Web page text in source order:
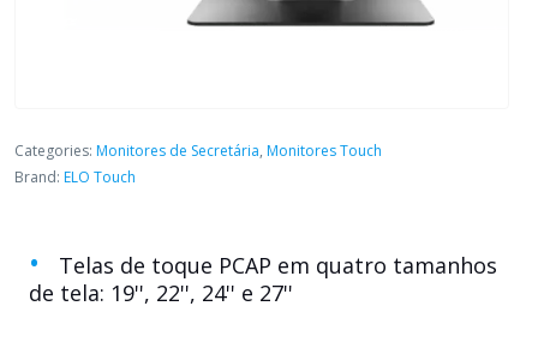
Categories: Monitores de Secretária, Monitores Touch
Brand: ELO Touch
Telas de toque PCAP em quatro tamanhos
de tela: 19'', 22'', 24'' e 27''